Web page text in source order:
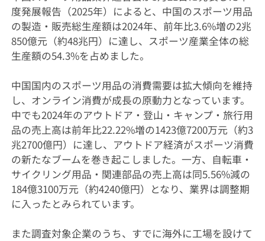
度発展報告（2025年）によると、中国のスポーツ用品
の製造・販売総生産額は2024年、前年比3.6%増の2兆
850億元（約48兆円）に達し、スポーツ産業全体の総
生産額の54.3%を占めました。
中国国内のスポーツ用品の消費需要は拡大傾向を維持
し、オンライン消費が成長の原動力となっています。
中でも2024年のアウトドア・登山・キャンプ・旅行用
品の売上高は前年比22.22%増の1423億7200万元（約3
兆2700億円）に達し、アウトドア経済がスポーツ消費
の新たなブームを巻き起こしました。一方、自転車・
サイクリング用品・関連部品の売上高は同5.56%減の
184億3100万元（約4240億円）となり、業界は調整期
に入ったとみられています。
また調査対象企業のうち、すでに海外に工場を設けて